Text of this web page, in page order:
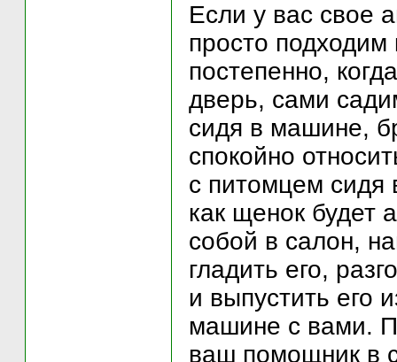
Если у вас свое
просто
постепенно,
дверь, сами
сидя в машине,
спокойно
с питомцем сидя
как щенок будет
собой в салон,
гладить его,
и выпустить
машине с вами.
ваш помощник в